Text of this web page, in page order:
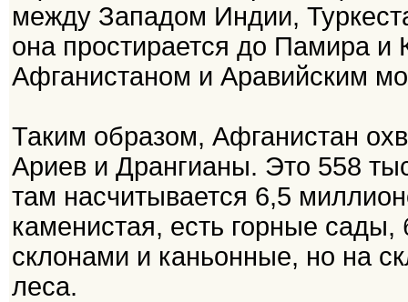
между Западом Индии,
она простирается до Памира
Афганистаном и Аравийским
Таким образом, Афганистан
Ариев и Дрангианы. Это 558
там насчитывается 6,5
каменистая, есть горные
склонами и каньонные, но на
леса.